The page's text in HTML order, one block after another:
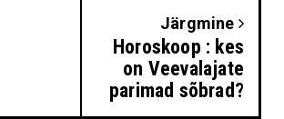
Järgmine
Horoskoop : kes
on Veevalajate
parimad sõbrad?